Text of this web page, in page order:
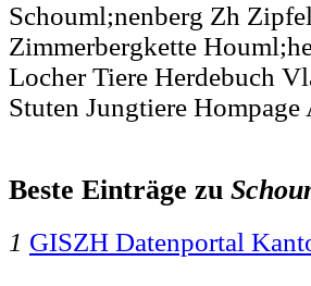
Schouml;nenberg Zh
Zimmerbergkette
Locher Tiere Herdebuch
Stuten Jungtiere Hompage
Beste Einträge zu
1 GISZH Datenportal